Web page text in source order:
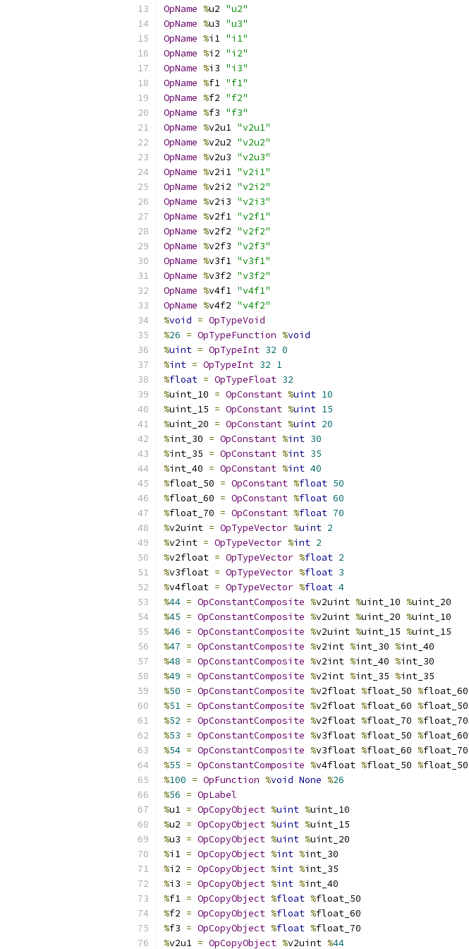
OpName %u2 "u2"
OpName %u3 "u3"
OpName %i1 "i1"
OpName %i2 "i2"
OpName %i3 "i3"
OpName %f1 "f1"
OpName %f2 "f2"
OpName %f3 "f3"
OpName %v2u1 "v2u1"
OpName %v2u2 "v2u2"
OpName %v2u3 "v2u3"
OpName %v2i1 "v2i1"
OpName %v2i2 "v2i2"
OpName %v2i3 "v2i3"
OpName %v2f1 "v2f1"
OpName %v2f2 "v2f2"
OpName %v2f3 "v2f3"
OpName %v3f1 "v3f1"
OpName %v3f2 "v3f2"
OpName %v4f1 "v4f1"
OpName %v4f2 "v4f2"
%void = OpTypeVoid
%26 = OpTypeFunction %void
%uint = OpTypeInt 32 0
%int = OpTypeInt 32 1
%float = OpTypeFloat 32
%uint_10 = OpConstant %uint 10
%uint_15 = OpConstant %uint 15
%uint_20 = OpConstant %uint 20
%int_30 = OpConstant %int 30
%int_35 = OpConstant %int 35
%int_40 = OpConstant %int 40
%float_50 = OpConstant %float 50
%float_60 = OpConstant %float 60
%float_70 = OpConstant %float 70
%v2uint = OpTypeVector %uint 2
%v2int = OpTypeVector %int 2
%v2float = OpTypeVector %float 2
%v3float = OpTypeVector %float 3
%v4float = OpTypeVector %float 4
%44 = OpConstantComposite %v2uint %uint_10 %uint_20
%45 = OpConstantComposite %v2uint %uint_20 %uint_10
%46 = OpConstantComposite %v2uint %uint_15 %uint_15
%47 = OpConstantComposite %v2int %int_30 %int_40
%48 = OpConstantComposite %v2int %int_40 %int_30
%49 = OpConstantComposite %v2int %int_35 %int_35
%50 = OpConstantComposite %v2float %float_50 %float_60
%51 = OpConstantComposite %v2float %float_60 %float_50
%52 = OpConstantComposite %v2float %float_70 %float_70
%53 = OpConstantComposite %v3float %float_50 %float_60
%54 = OpConstantComposite %v3float %float_60 %float_70
%55 = OpConstantComposite %v4float %float_50 %float_50
%100 = OpFunction %void None %26
%56 = OpLabel
%u1 = OpCopyObject %uint %uint_10
%u2 = OpCopyObject %uint %uint_15
%u3 = OpCopyObject %uint %uint_20
%i1 = OpCopyObject %int %int_30
%i2 = OpCopyObject %int %int_35
%i3 = OpCopyObject %int %int_40
%f1 = OpCopyObject %float %float_50
%f2 = OpCopyObject %float %float_60
%f3 = OpCopyObject %float %float_70
%v2u1 = OpCopyObject %v2uint %44